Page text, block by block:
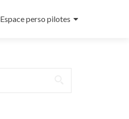
Espace perso pilotes